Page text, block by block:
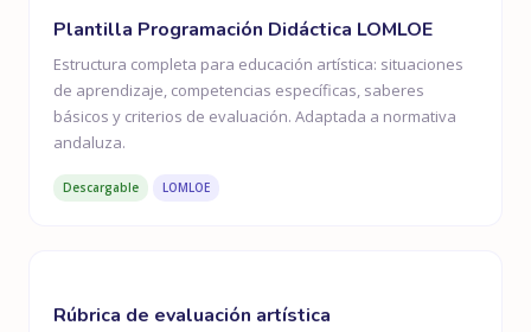
Plantilla Programación Didáctica LOMLOE
Estructura completa para educación artística: situaciones
de aprendizaje, competencias específicas, saberes
básicos y criterios de evaluación. Adaptada a normativa
andaluza.
Descargable LOMLOE
Rúbrica de evaluación artística